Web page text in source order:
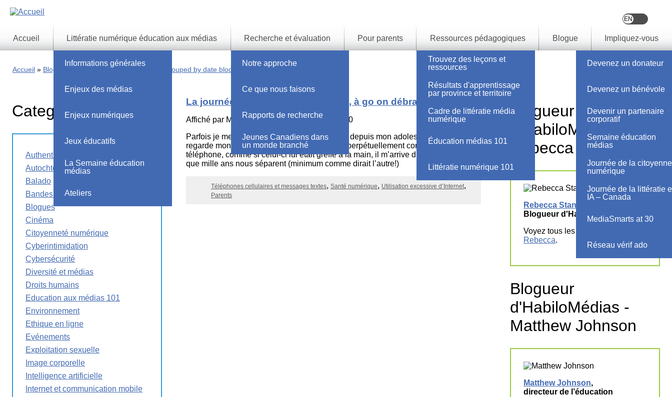
Accueil
Littératie numérique éducation aux médias
Informations générales
Enjeux des médias
Enjeux numériques
Jeux éducatifs
La Semaine éducation
médias
Ateliers
Recherche et évaluation
Notre approche
Ce que nous faisons
Rapports de recherche
Jeunes Canadiens dans
un monde branché
Pour parents Ressources pédagogiques
Trouvez des leçons et
ressources
Résultats d'apprentissage
par province et territoire
Cadre de littératie média
numérique
Éducation médias 101
Littératie numérique 101
Blogue Impliquez-vous
Devenez un donateur
Devenez un bénévole
Devenir un partenaire
corporatif
Semaine éducation
médias
Journée de la
numérique
Journée de la littératie
IA – Canada
MediaSmarts at 30
Réseau vérif ado
Accueil Blog archives - Latest published blogs grouped by date block
La journée mondiale sans cellulaire, à go on débranche
Affiché par Marie-Josée Ar… le 30 janvier 2020
Parfois je me dis que le monde a bien changé depuis mon adolescence. Lorsque je
regarde mon ado, aujourd’hui âgé de 13 ans, perpétuellement connecté à son
téléphone, comme si celui-ci lui était greffé à la main, il m’arrive d’avoir l’impression
que mille ans nous séparent (minimum comme dirait l’autre!)
Téléphones cellulaires et messages textes Santé numérique
Utilisation excessive d’Internet
Parents
Categories
Authentification de l'information
Autochtones
Balado
Bandes dessinées
Blogues
Cinéma
Citoyenneté numérique
Cyberintimidation
Cybersécurité
Diversité et médias
Droits humains
Education aux médias 101
Environnement
Ethique en ligne
Evénements
Exploitation sexuelle
Image corporelle
Intelligence artificielle
Internet et communication mobile
Blogueur
d'HabiloMédias -
Rebecca Stanisic
Rebecca Stanisic
Blogueur d'HabiloMédias
Voyez tous les
Rebecca.
Blogueur
d'HabiloMédias -
Matthew Johnson
Matthew Johnson,
directeur de l’éducation